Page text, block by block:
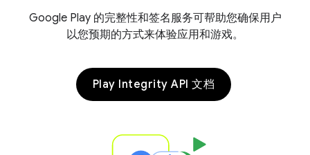
Google Play 的完整性和签名服务可帮助您确保用户
以您预期的方式来体验应用和游戏。
Play Integrity API 文档